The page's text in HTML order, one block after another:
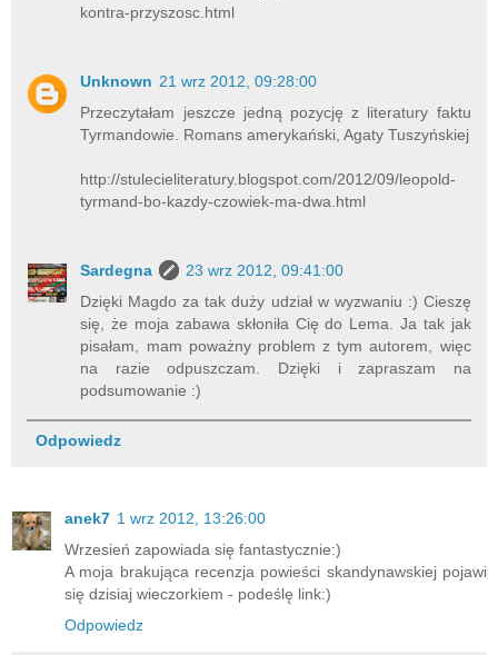
kontra-przyszosc.html
Unknown 21 wrz 2012, 09:28:00
Przeczytałam jeszcze jedną pozycję z literatury faktu
Tyrmandowie. Romans amerykański, Agaty Tuszyńskiej
http://stulecieliteratury.blogspot.com/2012/09/leopold-
tyrmand-bo-kazdy-czowiek-ma-dwa.html
Sardegna
23 wrz 2012, 09:41:00
Dzięki Magdo za tak duży udział w wyzwaniu :) Cieszę
się, że moja zabawa skłoniła Cię do Lema. Ja tak jak
pisałam, mam poważny problem z tym autorem, więc
na razie odpuszczam. Dzięki i zapraszam na
podsumowanie :)
Odpowiedz
anek7 1 wrz 2012, 13:26:00
Wrzesień zapowiada się fantastycznie:)
A moja brakująca recenzja powieści skandynawskiej pojawi
się dzisiaj wieczorkiem - podeślę link:)
Odpowiedz